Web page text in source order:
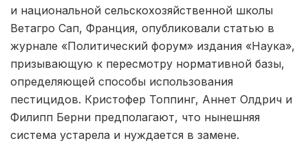
и национальной сельскохозяйственной школы
Ветагро Сап, Франция, опубликовали статью в
журнале «Политический форум» издания «Наука»,
призывающую к пересмотру нормативной базы,
определяющей способы использования
пестицидов. Кристофер Топпинг, Аннет Олдрич и
Филипп Берни предполагают, что нынешняя
система устарела и нуждается в замене.